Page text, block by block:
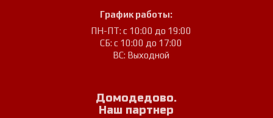
График работы:
ПН-ПТ: с 10:00 до 19:00
СБ: с 10:00 до 17:00
ВС: Выходной
Домодедово.
Наш партнер